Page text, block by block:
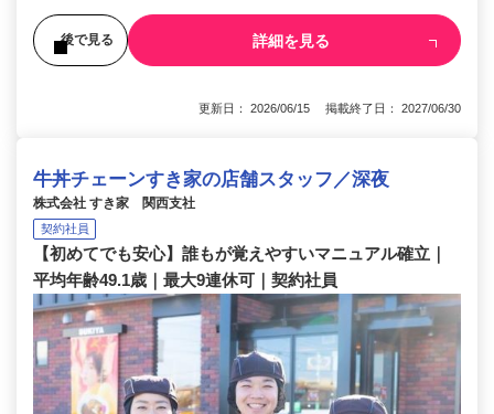
後で見る 詳細を見る
更新日： 2026/06/15 掲載終了日： 2027/06/30
牛丼チェーンすき家の店舗スタッフ／深夜
株式会社 すき家 関西支社
契約社員
【初めてでも安心】誰もが覚えやすいマニュアル確立｜
平均年齢49.1歳｜最大9連休可｜契約社員